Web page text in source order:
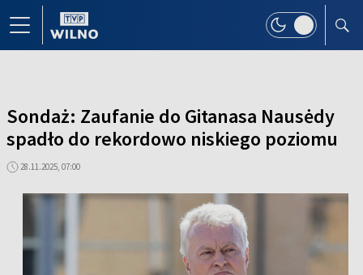
Sondaż: Zaufanie do Gitanasa Nausėdy
spadło do rekordowo niskiego poziomu
28.11.2025, 07:00